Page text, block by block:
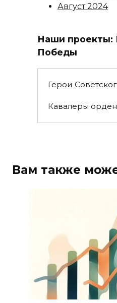
Август 2024
Наши проекты:
Победы
Герои
Кавалеры
Вам также